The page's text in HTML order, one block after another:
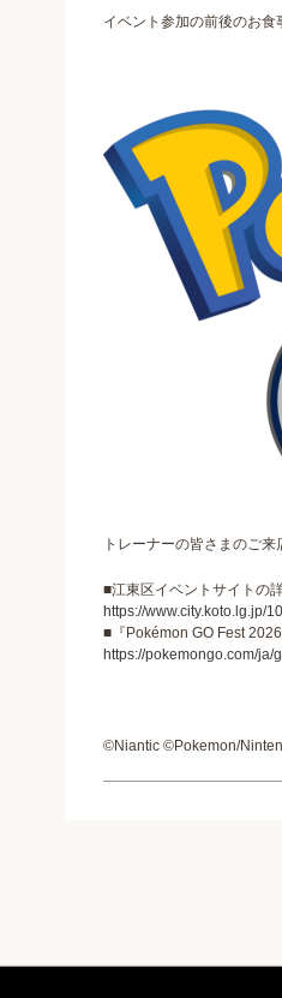
イベント参加の前後のお食
トレーナーの皆さまのご来
■江東区イベントサイトの
https://www.city.koto.lg.jp/
■『Pokémon GO Fest
https://pokemongo.com/ja/
©Niantic ©Pokemon/